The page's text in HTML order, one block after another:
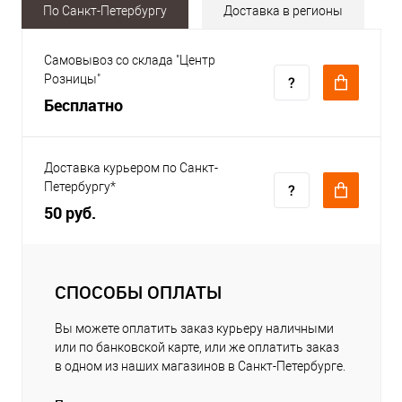
По Санкт-Петербургу Доставка в регионы
Самовывоз со склада "Центр
Розницы"
Бесплатно
Доставка курьером по Санкт-
Петербургу*
50 руб.
СПОСОБЫ ОПЛАТЫ
Вы можете оплатить заказ курьеру наличными
или по банковской карте, или же оплатить заказ
в одном из наших магазинов в Санкт-Петербурге.